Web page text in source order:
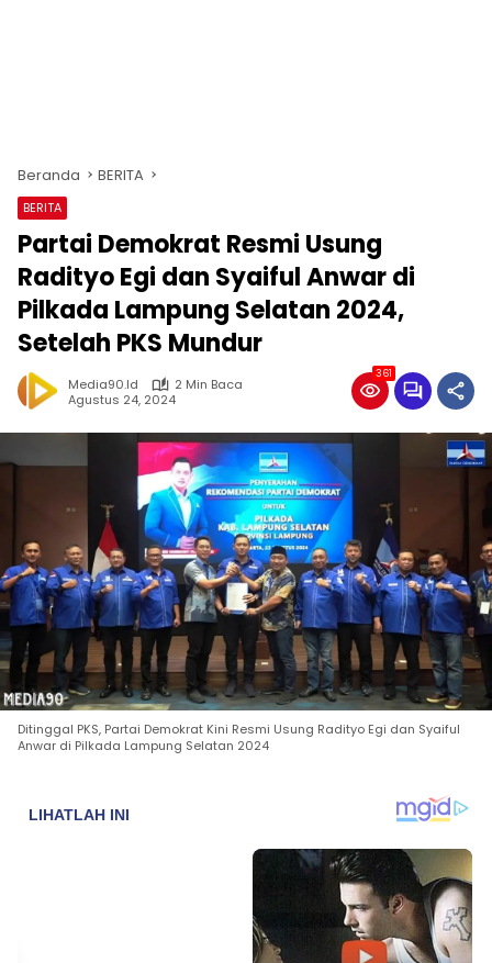
Beranda BERITA
BERITA
Partai Demokrat Resmi Usung
Radityo Egi dan Syaiful Anwar di
Pilkada Lampung Selatan 2024,
Setelah PKS Mundur
Media90.id
2 Min Baca
Agustus 24, 2024
361
Ditinggal PKS, Partai Demokrat Kini Resmi Usung Radityo Egi dan Syaiful
Anwar di Pilkada Lampung Selatan 2024